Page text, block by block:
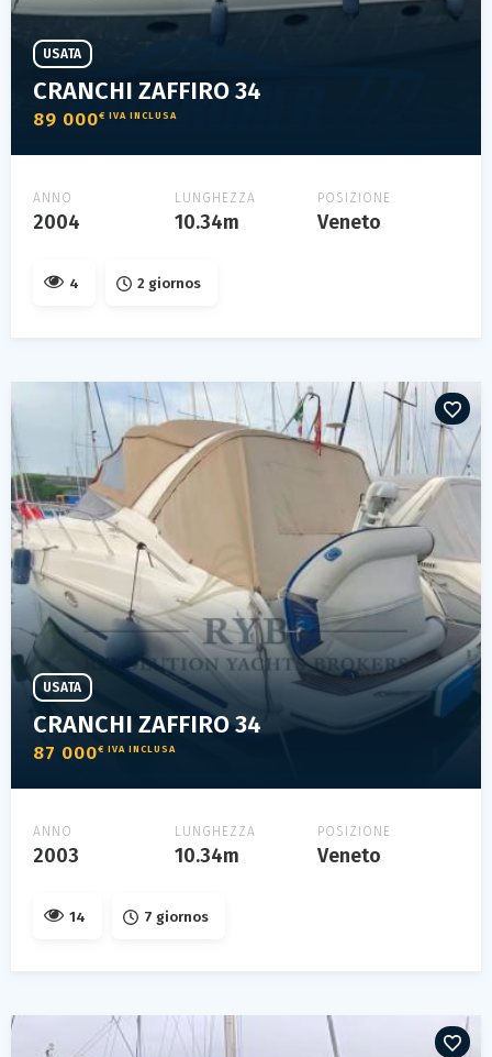
CRANCHI ZAFFIRO 34
89 000€ IVA INCLUSA
USATA
ANNO
2004
LUNGHEZZA
10.34m
POSIZIONE
Veneto
4 2 giornos
CRANCHI ZAFFIRO 34
87 000€ IVA INCLUSA
USATA
ANNO
2003
LUNGHEZZA
10.34m
POSIZIONE
Veneto
14 7 giornos